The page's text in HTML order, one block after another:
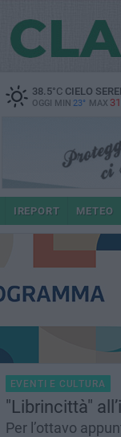
38.5°CCIELO
OGGI MIN 23° MAX
IREPORT METEO
EVENTI E CULTURA
"Librincittà"
Per l’ottavo